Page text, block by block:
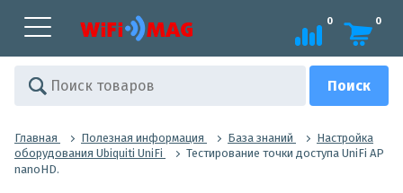
0 0
Главная Полезная информация База знаний
Настройка
оборудования Ubiquiti UniFi
Тестирование точки доступа UniFi AP
nanoHD.